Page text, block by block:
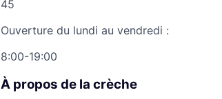
45
Ouverture du lundi au vendredi :
8:00-19:00
À propos de la crèche